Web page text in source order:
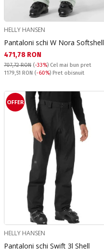
HELLY HANSEN
Pantaloni schi W Nora Softshell
Текуща цена:
471,78 RON
707,72 RON (-33%) Cel mai bun pret
Pret obisnuit:
1179,51 RON (-60%) Pret obisnuit
OFFER
HELLY HANSEN
Pantaloni schi Swift 3l Shell